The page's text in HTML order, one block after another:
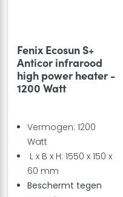
Fenix Ecosun S+
Anticor infrarood
high power heater -
1200 Watt
Vermogen: 1200
Watt
L x B x H: 1550 x 150 x
60 mm
Beschermt tegen